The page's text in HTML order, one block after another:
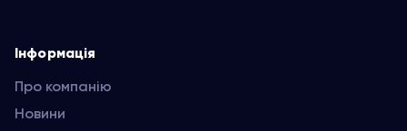
Інформація
Про компанію
Новини